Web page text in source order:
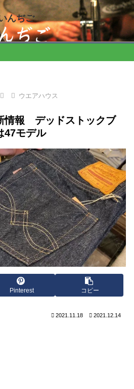
んぢご
ウエアハウス
情報 デッドストックブ
47モデル
Pinterest コピー
2021.11.18 2021.12.14